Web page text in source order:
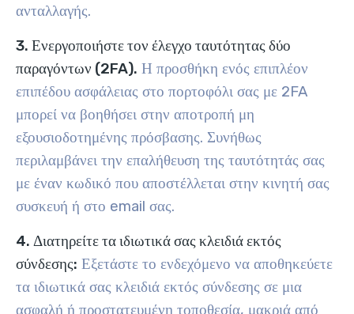
ανταλλαγής.
3. Ενεργοποιήστε τον έλεγχο ταυτότητας δύο
παραγόντων (2FA). Η προσθήκη ενός επιπλέον
επιπέδου ασφάλειας στο πορτοφόλι σας με 2FA
μπορεί να βοηθήσει στην αποτροπή μη
εξουσιοδοτημένης πρόσβασης. Συνήθως
περιλαμβάνει την επαλήθευση της ταυτότητάς σας
με έναν κωδικό που αποστέλλεται στην κινητή σας
συσκευή ή στο email σας.
4. Διατηρείτε τα ιδιωτικά σας κλειδιά εκτός
σύνδεσης: Εξετάστε το ενδεχόμενο να αποθηκεύετε
τα ιδιωτικά σας κλειδιά εκτός σύνδεσης σε μια
ασφαλή ή προστατευμένη τοποθεσία, μακριά από